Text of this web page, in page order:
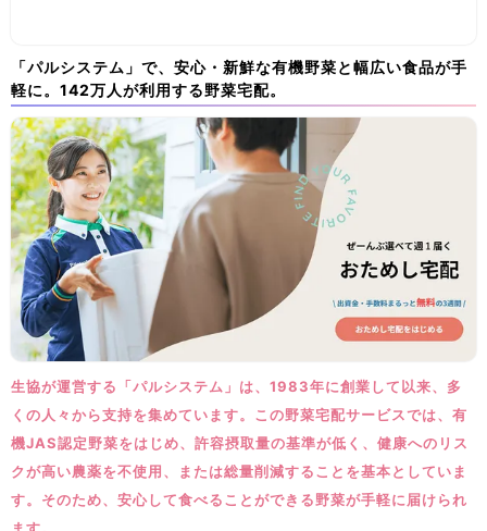
「パルシステム」で、安心・新鮮な有機野菜と幅広い食品が手
軽に。142万人が利用する野菜宅配。
生協が運営する「パルシステム」は、1983年に創業して以来、多
くの人々から支持を集めています。この野菜宅配サービスでは、有
機JAS認定野菜をはじめ、許容摂取量の基準が低く、健康へのリス
クが高い農薬を不使用、または総量削減することを基本としていま
す。そのため、安心して食べることができる野菜が手軽に届けられ